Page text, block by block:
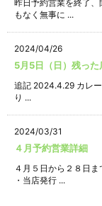
昨日予約営業を終了
もなく無事に ...
2024/04/26
5月5日（日）残っ
追記 2024.4.29 カレ
り ...
2024/03/31
４月予約営業詳細
４月５日から２８日
・当店発行 ...